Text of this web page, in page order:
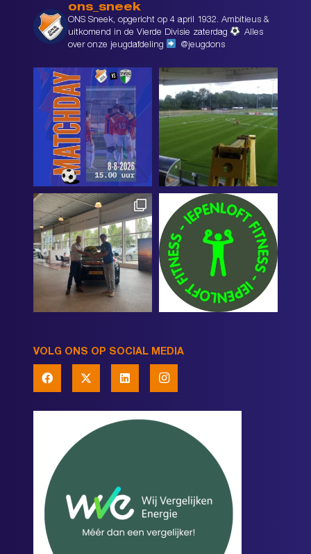
ons_sneek
ONS Sneek, opgericht op 4 april 1932. Ambitieus &
uitkomend in de Vierde Divisie zaterdag
Alles
over onze jeugdafdeling
@jeugdons
VOLG ONS OP SOCIAL MEDIA